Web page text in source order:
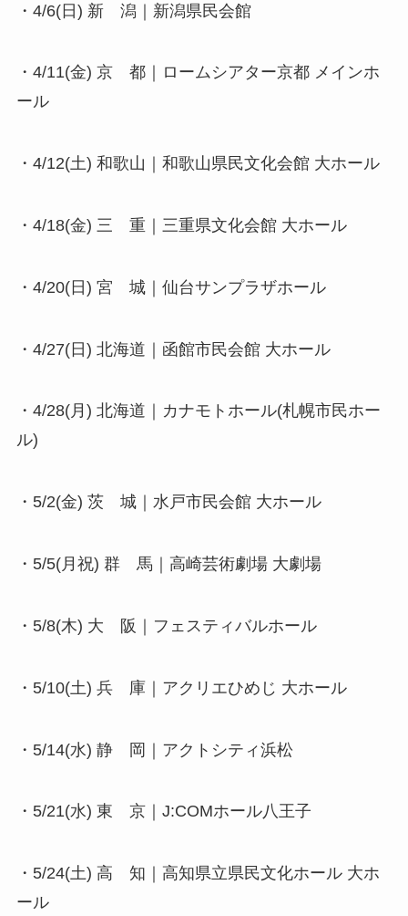
・4/6(日) 新 潟｜新潟県民会館
・4/11(金) 京 都｜ロームシアター京都 メインホ
ール
・4/12(土) 和歌山｜和歌山県民文化会館 大ホール
・4/18(金) 三 重｜三重県文化会館 大ホール
・4/20(日) 宮 城｜仙台サンプラザホール
・4/27(日) 北海道｜函館市民会館 大ホール
・4/28(月) 北海道｜カナモトホール(札幌市民ホー
ル)
・5/2(金) 茨 城｜水戸市民会館 大ホール
・5/5(月祝) 群 馬｜高崎芸術劇場 大劇場
・5/8(木) 大 阪｜フェスティバルホール
・5/10(土) 兵 庫｜アクリエひめじ 大ホール
・5/14(水) 静 岡｜アクトシティ浜松
・5/21(水) 東 京｜J:COMホール八王子
・5/24(土) 高 知｜高知県立県民文化ホール 大ホ
ール